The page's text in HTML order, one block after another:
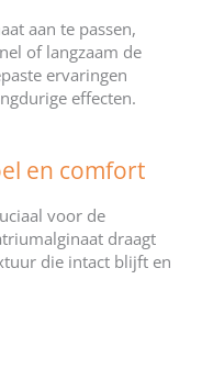
aan te passen,
of langzaam de
ervaringen
effecten.
en comfort
voor de
draagt
die intact blijft en